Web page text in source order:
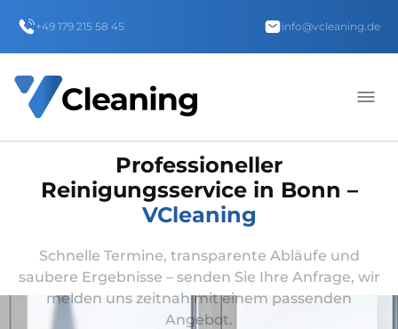
+49 179 215 58 45 info@vcleaning.de
Professioneller
Reinigungsservice in Bonn –
VCleaning
Schnelle Termine, transparente Abläufe und
saubere Ergebnisse – senden Sie Ihre Anfrage, wir
melden uns zeitnah mit einem passenden
Angebot.